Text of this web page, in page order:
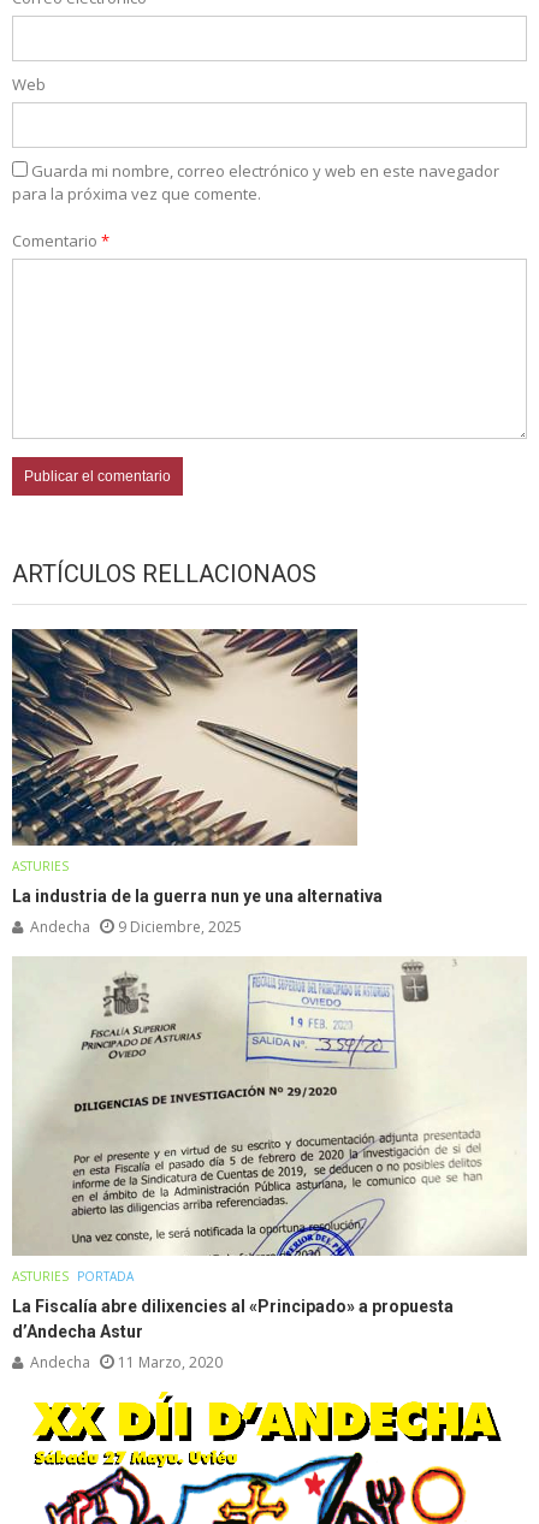
Web
Guarda mi nombre, correo electrónico y web en este navegador
para la próxima vez que comente.
Comentario *
ARTÍCULOS RELLACIONAOS
ASTURIES
La industria de la guerra nun ye una alternativa
Andecha 9 Diciembre, 2025
ASTURIES PORTADA
La Fiscalía abre dilixencies al «Principado» a propuesta
d’Andecha Astur
Andecha 11 Marzo, 2020